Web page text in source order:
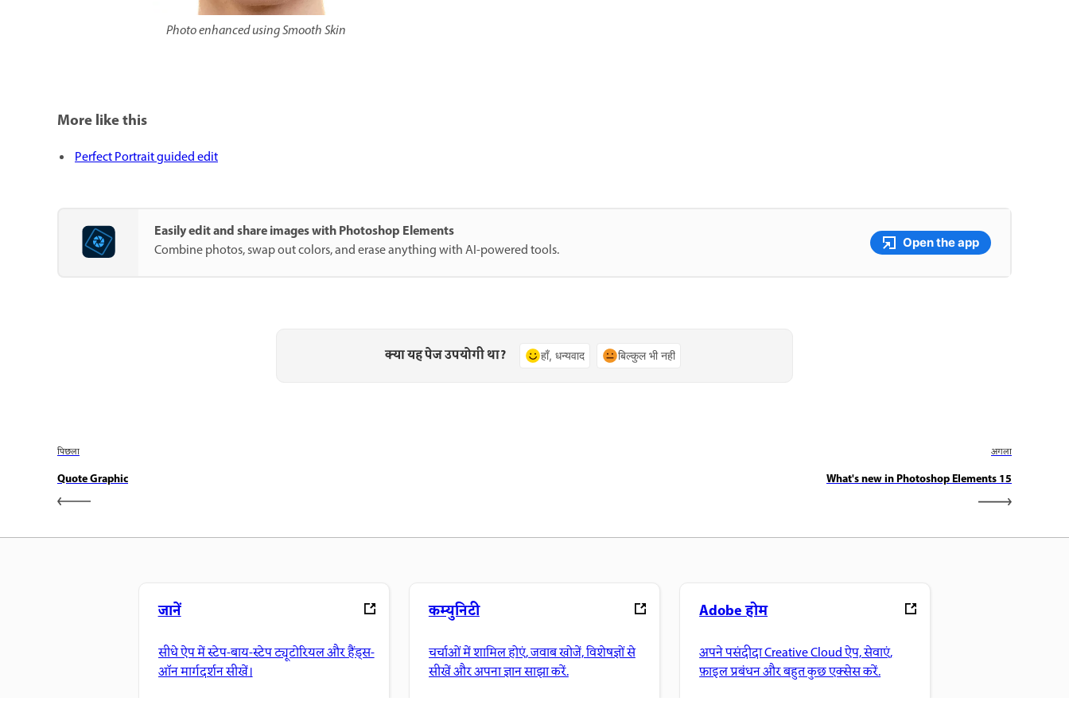
Photo enhanced using Smooth Skin
More like this
Perfect Portrait guided edit
Easily edit and share images with Photoshop Elements
Combine photos, swap out colors, and erase anything with AI-powered tools. Open the app
क्या यह पेज उपयोगी था? हाँ, धन्यवाद बिल्कुल भी नहीं
पिछला
Quote Graphic
अगला
What's new in Photoshop Elements 15
जानें
सीधे ऐप में स्टेप-बाय-स्टेप ट्यूटोरियल और हैंड्स-
ऑन मार्गदर्शन सीखें।
कम्युनिटी
चर्चाओं में शामिल होएं, जवाब खोजें, विशेषज्ञों से
सीखें और अपना ज्ञान साझा करें.
Adobe होम
अपने पसंदीदा Creative Cloud ऐप, सेवाएं,
फ़ाइल प्रबंधन और बहुत कुछ एक्सेस करें.